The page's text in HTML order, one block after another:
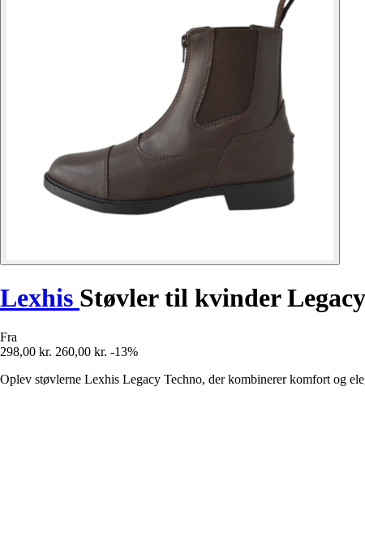
Lexhis Støvler til kvinder
Fra
298,00 kr. 260,00 kr. -13%
Oplev støvlerne Lexhis Legacy Techno, der kombinerer komfort og